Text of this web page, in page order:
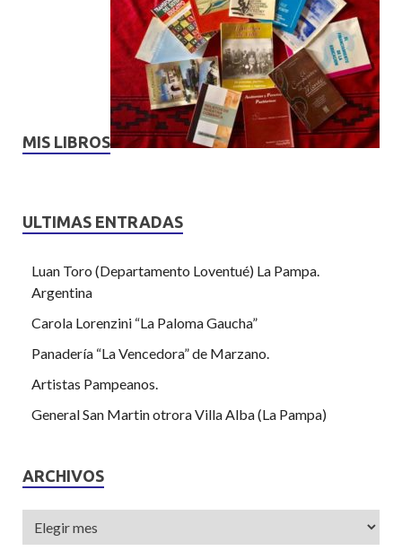
MIS LIBROS
ULTIMAS ENTRADAS
Luan Toro (Departamento Loventué) La Pampa.
Argentina
Carola Lorenzini “La Paloma Gaucha”
Panadería “La Vencedora” de Marzano.
Artistas Pampeanos.
General San Martin otrora Villa Alba (La Pampa)
ARCHIVOS